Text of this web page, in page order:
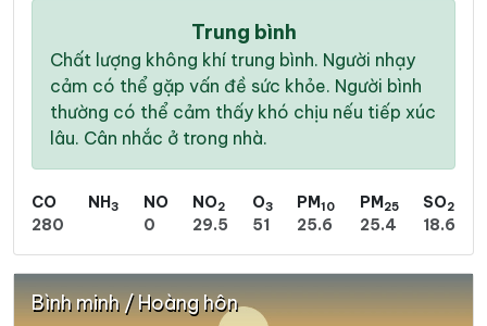
Trung bình
Chất lượng không khí trung bình. Người nhạy
cảm có thể gặp vấn đề sức khỏe. Người bình
thường có thể cảm thấy khó chịu nếu tiếp xúc
lâu. Cân nhắc ở trong nhà.
CO
280
NH3
NO
0
NO2
29.5
O3
51
PM10
25.6
PM25
25.4
SO2
18.6
Bình minh / Hoàng hôn